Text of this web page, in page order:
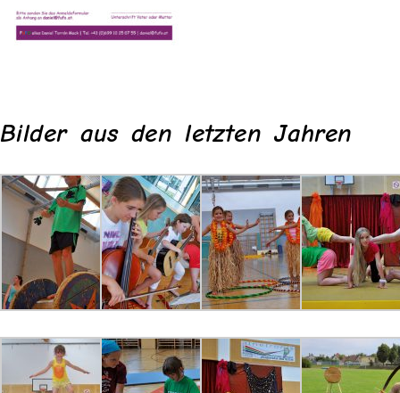
Bilder aus den letzten Jahren